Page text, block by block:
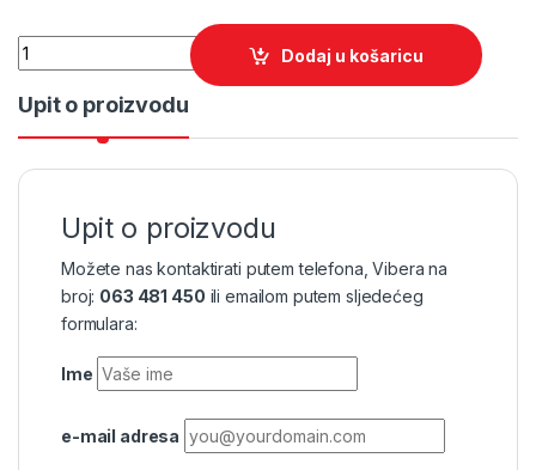
Quantity
Dodaj u košaricu
Upit o proizvodu
Upit o proizvodu
Možete nas kontaktirati putem telefona, Vibera na
broj: 063 481 450 ili emailom putem sljedećeg
formulara:
Ime
e-mail adresa